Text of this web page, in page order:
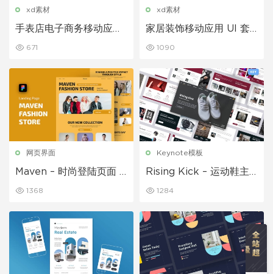
xd素材
手表店电子商务移动应用
671
xd素材
家居装饰移动应用 UI 套
1090
网页界面
Maven – 时尚登陆页面 F
1368
Keynote模板
Rising Kick – 运动鞋主
1284